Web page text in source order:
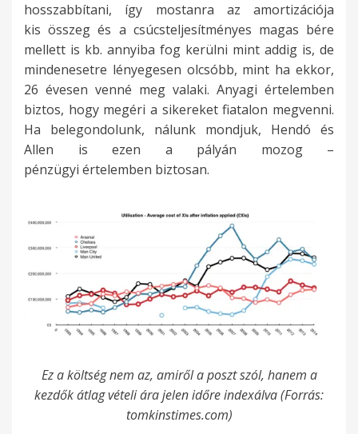
hosszabbítani, így mostanra az amortizációja
kis összeg és a csúcsteljesítményes magas bére
mellett is kb. annyiba fog kerülni mint addig is, de
mindenesetre lényegesen olcsóbb, mint ha ekkor,
26 évesen venné meg valaki. Anyagi értelemben
biztos, hogy megéri a sikereket fiatalon megvenni.
Ha belegondolunk, nálunk mondjuk, Hendó és
Allen is ezen a pályán mozog –
pénzügyi értelemben biztosan.
Ez a költség nem az, amiről a poszt szól, hanem a
kezdők átlag vételi ára jelen időre indexálva (Forrás:
tomkinstimes.com)